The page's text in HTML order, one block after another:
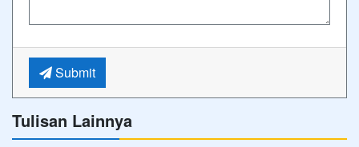
Submit
Tulisan Lainnya